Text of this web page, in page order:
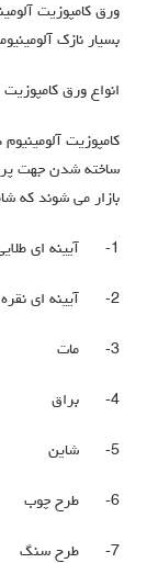
ورق کامپوزیت
بسیار نازک
انواع ورق کامپوزیت
کامپوزیت
ساخته شدن جهت
بازار می شوند که
1- آیینه ای
2- آیینه ای
3- مات
4- براق
5- شاین
6- طرح چوب
7- طرح سنگ